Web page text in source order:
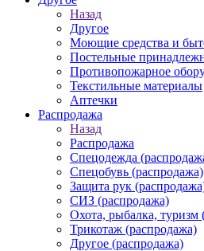
Назад
Другое
Моющие средства и
Постельные
Противопожарное
Текстильные материалы
Аптечки
Распродажа
Назад
Распродажа
Спецодежда
Спецобувь (распродажа)
Защита рук
СИЗ (распродажа)
Охота, рыбалка, туризм
Трикотаж (распродажа)
Другое (распродажа)